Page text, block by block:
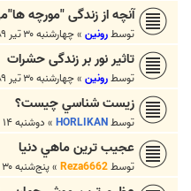
آنچه از زندگی "مورچه
توسطرونین »چهارشنبه ۳۰ تیر ۱۳۸۹, ۶:۵۳ ب.ظ
تاثیر نور بر زندگی حشرات
توسطرونین »چهارشنبه ۳۰ تیر ۱۳۸۹, ۶:۴۸ ب.ظ
زيست شناسي چيست؟
توسطHORLIKAN
» دوشنبه ۱۴ تیر ۱۳۸۹, ۸:۳۶ ب.ظ
عجيب ترين ماهي دنيا
توسطReza6662
»پنج‌شنبه ۳۰ اردیبهشت ۱۳۸۹, ۱۱:۰۷ ق.ظ